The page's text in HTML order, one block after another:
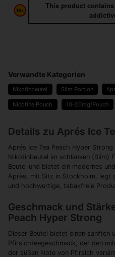
This product
Verwandte Kategorien
Nikotinbeutel Slim Portion
Nicotine Pouch 10-20mg/Pouch
Details zu Aprés Ice
Aprés Ice Tea Peach Hyper
Nikotinbeutel im schlanken (Slim)
Beutel und bietet ein modernes
Après, mit Sitz in Stockholm, legt
und hochwertige, tabakfreie
Geschmack und
Peach Hyper Strong
Dieser Beutel bietet einen sanften
Pfirsichteegeschmack, der den
der süßen Note von Pfirsich